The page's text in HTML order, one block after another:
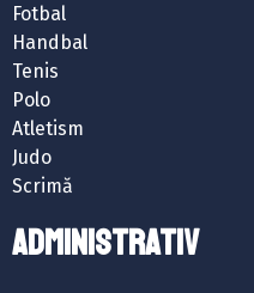
Fotbal
Handbal
Tenis
Polo
Atletism
Judo
Scrimă
ADMINISTRATIV